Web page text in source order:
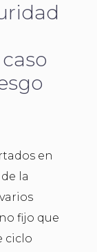
en
la
fijo que
ciclo